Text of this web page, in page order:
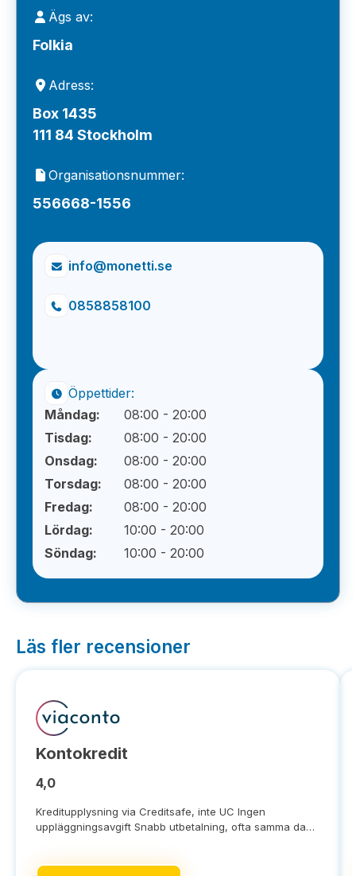
Ägs av:
Folkia
Adress:
Box 1435
111 84 Stockholm
Organisationsnummer:
556668-1556
info@monetti.se
0858858100
Öppettider:
Måndag:
08:00 - 20:00
Tisdag:
08:00 - 20:00
Onsdag:
08:00 - 20:00
Torsdag:
08:00 - 20:00
Fredag:
08:00 - 20:00
Lördag:
10:00 - 20:00
Söndag:
10:00 - 20:00
Läs fler recensioner
Kontokredit
4,0
Kreditupplysning via Creditsafe, inte UC Ingen
uppläggningsavgift Snabb utbetalning, ofta samma dag